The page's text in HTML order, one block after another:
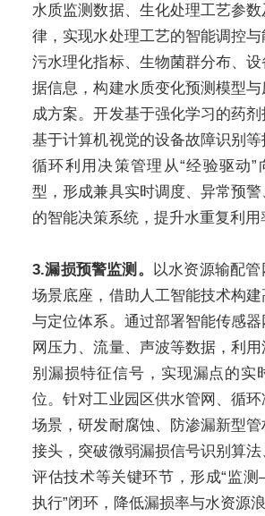
水质监测数据、生化处理工艺参
律，实现水处理工艺的智能调控
污水理化指标、生物菌群分布、
据信息，构建水质变化预测模型
成方案。开发基于强化学习的药剂
基于计算机视觉的设备故障识别
循环利用决策管理从“经验驱动”
型，形成兼具实时调度、异常预
的智能决策系统，提升水重复利用
3.漏损预警监测。
以水资源输配
场景底座，借助人工智能技术构建
与定位体系。通过部署智能传感
网压力、流量、声波等数据，利
别漏损特征信号，实现漏点的实
位。针对工业园区供水管网、循
场景，研发耐腐蚀、防渗漏新型
接头，突破微弱漏损信号识别算
评估技术等关键环节，形成“监
执行”闭环，降低漏损率与水资源浪